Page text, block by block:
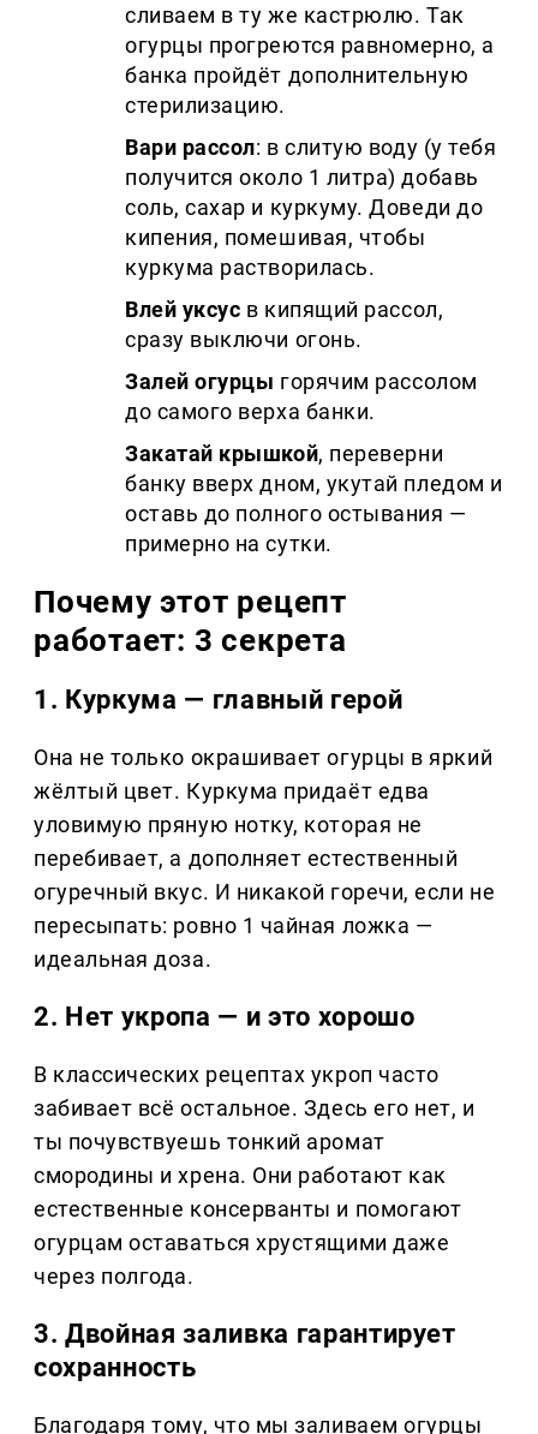
сливаем в ту же кастрюлю. Так
огурцы прогреются равномерно, а
банка пройдёт дополнительную
стерилизацию.
Вари рассол: в слитую воду (у тебя
получится около 1 литра) добавь
соль, сахар и куркуму. Доведи до
кипения, помешивая, чтобы
куркума растворилась.
Влей уксус в кипящий рассол,
сразу выключи огонь.
Залей огурцы горячим рассолом
до самого верха банки.
Закатай крышкой, переверни
банку вверх дном, укутай пледом и
оставь до полного остывания —
примерно на сутки.
Почему этот рецепт
работает: 3 секрета
1. Куркума — главный герой
Она не только окрашивает огурцы в яркий
жёлтый цвет. Куркума придаёт едва
уловимую пряную нотку, которая не
перебивает, а дополняет естественный
огуречный вкус. И никакой горечи, если не
пересыпать: ровно 1 чайная ложка —
идеальная доза.
2. Нет укропа — и это хорошо
В классических рецептах укроп часто
забивает всё остальное. Здесь его нет, и
ты почувствуешь тонкий аромат
смородины и хрена. Они работают как
естественные консерванты и помогают
огурцам оставаться хрустящими даже
через полгода.
3. Двойная заливка гарантирует
сохранность
Благодаря тому, что мы заливаем огурцы